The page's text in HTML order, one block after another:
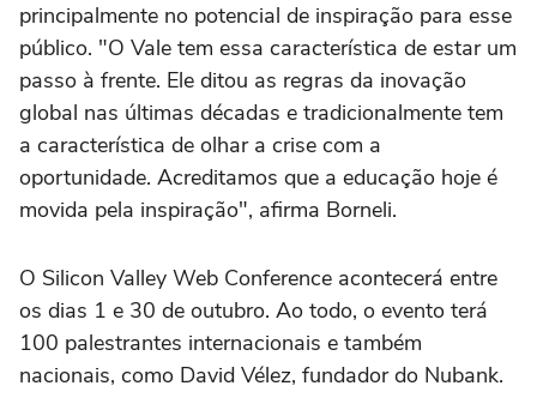
principalmente no potencial de inspiração para esse
público. "O Vale tem essa característica de estar um
passo à frente. Ele ditou as regras da inovação
global nas últimas décadas e tradicionalmente tem
a característica de olhar a crise com a
oportunidade. Acreditamos que a educação hoje é
movida pela inspiração", afirma Borneli.
O Silicon Valley Web Conference acontecerá entre
os dias 1 e 30 de outubro. Ao todo, o evento terá
100 palestrantes internacionais e também
nacionais, como David Vélez, fundador do Nubank.